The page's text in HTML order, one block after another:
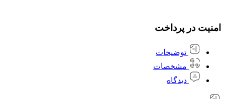
امنیت در پرداخت
توضیحات
مشخصات
دیدگاه